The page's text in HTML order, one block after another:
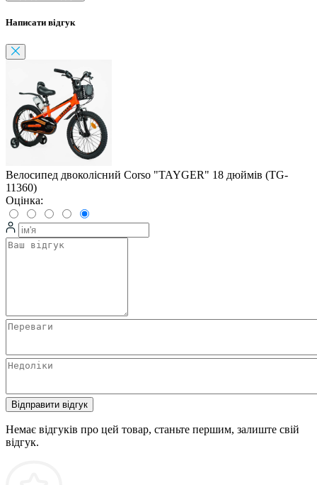
Написати відгук
Велосипед двоколісний Corso "TAYGER" 18 дюймів (TG-
11360)
Оцінка:
Відправити відгук
Немає відгуків про цей товар, станьте першим, залиште свій
відгук.